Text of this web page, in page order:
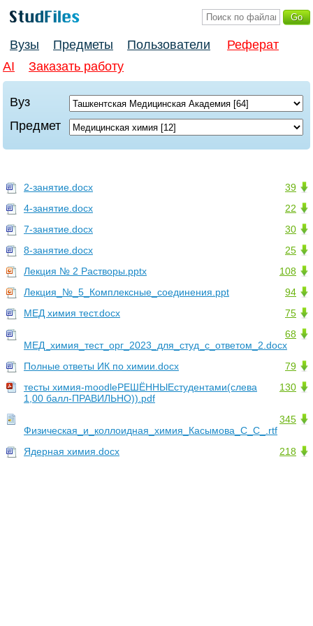
Вузы Предметы Пользователи
Реферат
AI
Заказать работу
Вуз
Предмет
39
2-занятие.docx
22
4-занятие.docx
30
7-занятие.docx
25
8-занятие.docx
108
Лекция № 2 Растворы.pptx
94
Лекция_№_5_Комплексные_соединения.ppt
75
МЕД химия тест.docx
68
МЕД_химия_тест_орг_2023_для_студ_с_ответом_2.docx
79
Полные ответы ИК по химии.docx
130
тесты химия-moodleРЕШЁННЫЕстудентами(слева
1,00 балл-ПРАВИЛЬНО)).pdf
345
Физическая_и_коллоидная_химия_Касымова_С_С_.rtf
218
Ядерная химия.docx